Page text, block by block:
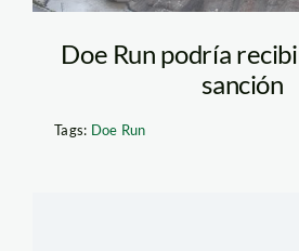
Doe Run podría
sanción
Tags: Doe Run